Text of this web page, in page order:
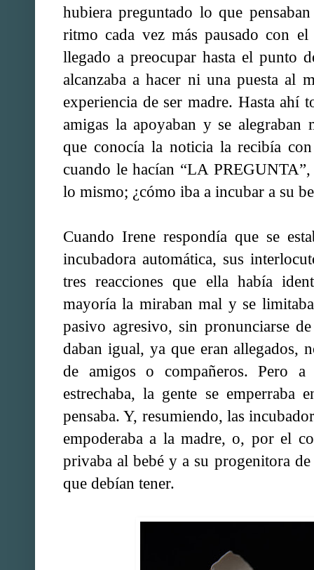
hubiera preguntado lo que
ritmo cada vez más pausado con
llegado a preocupar hasta el punto
alcanzaba a hacer ni una puesta al
experiencia de ser madre. Hasta ahí
amigas la apoyaban y se
que conocía la noticia la recibía
cuando le hacían “LA
lo mismo; ¿cómo iba a incubar a su
Cuando Irene respondía que se
incubadora automática, sus
tres reacciones que ella había
mayoría la miraban mal y se
pasivo agresivo, sin pronunciarse
daban igual, ya que eran allegados,
de amigos o compañeros. Pero
estrechaba, la gente se emperraba
pensaba. Y, resumiendo, las
empoderaba a la madre, o, por el
privaba al bebé y a su progenitora
que debían tener.